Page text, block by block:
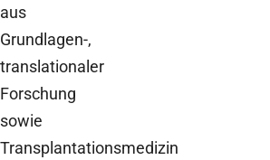
aus
Grundlagen-,
translationaler
Forschung
sowie
Transplantationsmedizin